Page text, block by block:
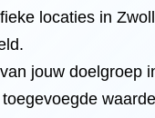
locaties in
jouw doelgroep
waarde